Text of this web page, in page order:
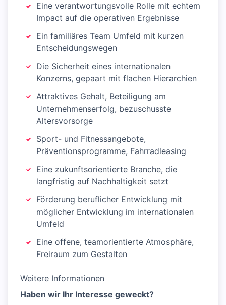
Eine verantwortungsvolle Rolle mit echtem
Impact auf die operativen Ergebnisse
Ein familiäres Team Umfeld mit kurzen
Entscheidungswegen
Die Sicherheit eines internationalen
Konzerns, gepaart mit flachen Hierarchien
Attraktives Gehalt, Beteiligung am
Unternehmenserfolg, bezuschusste
Altersvorsorge
Sport- und Fitnessangebote,
Präventionsprogramme, Fahrradleasing
Eine zukunftsorientierte Branche, die
langfristig auf Nachhaltigkeit setzt
Förderung beruflicher Entwicklung mit
möglicher Entwicklung im internationalen
Umfeld
Eine offene, teamorientierte Atmosphäre,
Freiraum zum Gestalten
Weitere Informationen
Haben wir Ihr Interesse geweckt?